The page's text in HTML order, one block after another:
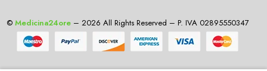
© Medicina24ore– 2026 All Rights Reserved – P. IVA 02895550347